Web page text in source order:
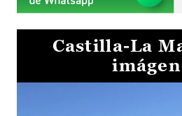
Castilla-La